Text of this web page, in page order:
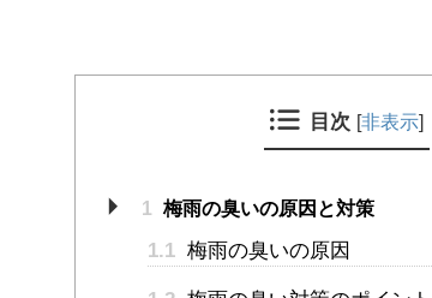
目次 [非表示]
1 梅雨の臭いの原因と対策
1.1 梅雨の臭いの原因